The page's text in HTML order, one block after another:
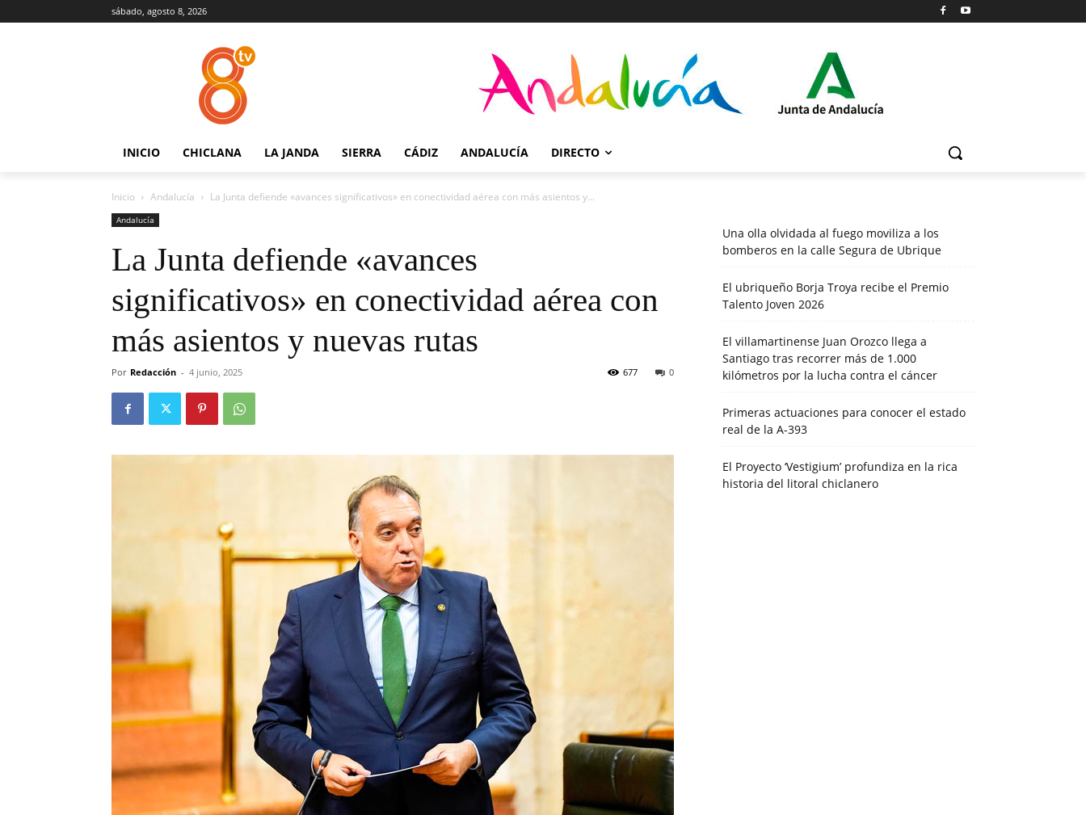
sábado, agosto 8, 2026
INICIO CHICLANA LA JANDA SIERRA CÁDIZ ANDALUCÍA DIRECTO
Inicio Andalucía La Junta defiende «avances significativos» en conectividad aérea con más asientos y...
Andalucía
La Junta defiende «avances
significativos» en conectividad aérea con
más asientos y nuevas rutas
Por Redacción - 4 junio, 2025 0
677
Una olla olvidada al fuego moviliza a los
bomberos en la calle Segura de Ubrique
El ubriqueño Borja Troya recibe el Premio
Talento Joven 2026
El villamartinense Juan Orozco llega a
Santiago tras recorrer más de 1.000
kilómetros por la lucha contra el cáncer
Primeras actuaciones para conocer el estado
real de la A-393
El Proyecto ‘Vestigium’ profundiza en la rica
historia del litoral chiclanero